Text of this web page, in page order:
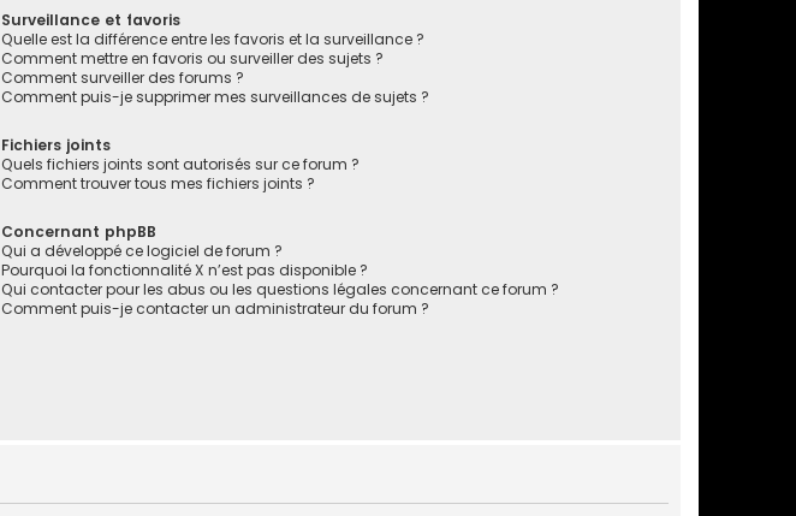
Surveillance et favoris
Quelle est la différence entre les favoris et la surveillance ?
Comment mettre en favoris ou surveiller des sujets ?
Comment surveiller des forums ?
Comment puis-je supprimer mes surveillances de sujets ?
Fichiers joints
Quels fichiers joints sont autorisés sur ce forum ?
Comment trouver tous mes fichiers joints ?
Concernant phpBB
Qui a développé ce logiciel de forum ?
Pourquoi la fonctionnalité X n’est pas disponible ?
Qui contacter pour les abus ou les questions légales concernant ce forum ?
Comment puis-je contacter un administrateur du forum ?